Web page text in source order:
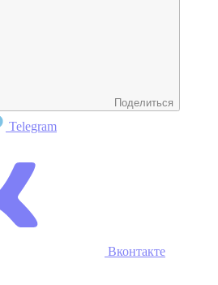
Поделиться
Telegram
Вконтакте